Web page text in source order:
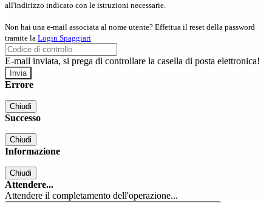
all'indirizzo indicato con le istruzioni necessarie.
Non hai una e-mail associata al nome utente? Effettua il reset della password
tramite la Login Spaggiari
E-mail inviata, si prega di controllare la casella di posta elettronica!
Errore
Chiudi
Successo
Chiudi
Informazione
Chiudi
Attendere...
Attendere il completamento dell'operazione...